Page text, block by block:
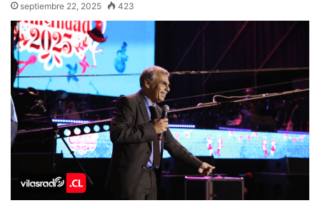
septiembre 22, 2025 423